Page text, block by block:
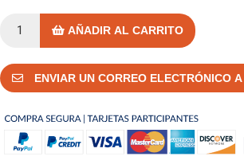
AÑADIR AL CARRITO
ENVIAR UN CORREO ELECTRÓNICO